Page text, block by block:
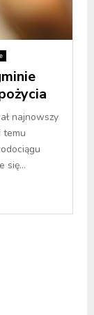
najnowszy
temu
się...